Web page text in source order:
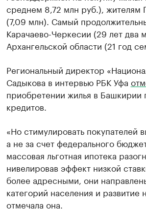
среднем 8,72 млн руб.), жителям
(7,09 млн). Самый
Карачаево-Черкесии (29 лет
Архангельской области (21 год
Региональный директор
Садыкова в интервью РБК Уфа
приобретении жилья в
кредитов.
«Но стимулировать
а не за счет федерального
массовая льготная ипотека
нивелировав эффект низкой
более адресными, они
категорий населения и
отмечала она.